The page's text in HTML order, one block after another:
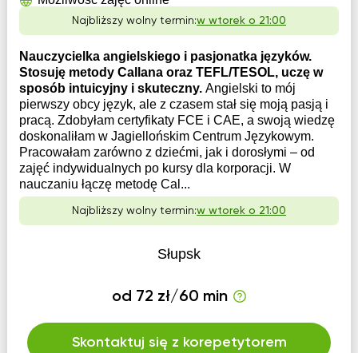
Najbliższy wolny termin:w wtorek o 21:00
Nauczycielka angielskiego i pasjonatka języków.
Stosuję metody Callana oraz TEFL/TESOL, uczę w
sposób intuicyjny i skuteczny. Angielski to mój
pierwszy obcy język, ale z czasem stał się moją pasją i
pracą. Zdobyłam certyfikaty FCE i CAE, a swoją wiedzę
doskonaliłam w Jagiellońskim Centrum Językowym.
Pracowałam zarówno z dziećmi, jak i dorosłymi – od
zajęć indywidualnych po kursy dla korporacji. W
nauczaniu łączę metodę Cal...
Najbliższy wolny termin:w wtorek o 21:00
Słupsk
od 72 zł/60 min
Skontaktuj się z korepetytorem